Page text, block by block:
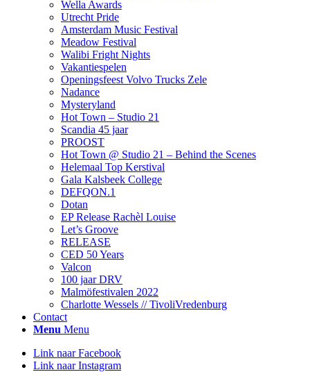
Wella Awards
Utrecht Pride
Amsterdam Music Festival
Meadow Festival
Walibi Fright Nights
Vakantiespelen
Openingsfeest Volvo Trucks Zele
Nadance
Mysteryland
Hot Town – Studio 21
Scandia 45 jaar
PROOST
Hot Town @ Studio 21 – Behind the Scenes
Helemaal Top Kerstival
Gala Kalsbeek College
DEFQON.1
Dotan
EP Release Rachèl Louise
Let’s Groove
RELEASE
CED 50 Years
Valcon
100 jaar DRV
Malmöfestivalen 2022
Charlotte Wessels // TivoliVredenburg
Contact
Menu Menu
Link naar Facebook
Link naar Instagram